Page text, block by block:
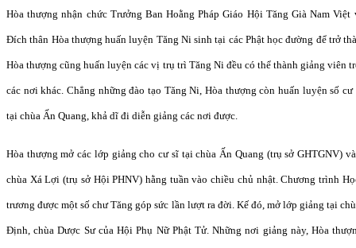
Hòa thượng nhận chức Trưởng Ban Hoằng Pháp Giáo Hội Tăng Già Nam
Đích thân Hòa thượng huấn luyện Tăng Ni sinh tại các Phật học đường để trở
Hòa thượng cũng huấn luyện các vị trụ trì Tăng Ni đều có thể thành giảng viên
các nơi khác. Chẳng những đào tạo Tăng Ni, Hòa thượng còn huấn luyện số
tại chùa Ấn Quang, khả dĩ đi diễn giảng các nơi được.
Hòa thượng mở các lớp giảng cho cư sĩ tại chùa Ấn Quang (trụ sở GHTGNV)
chùa Xá Lợi (trụ sở Hội PHNV) hằng tuần vào chiều chủ nhật. Chương trình
trương được một số chư Tăng góp sức lần lượt ra đời. Kế đó, mở lớp giảng tại
Định, chùa Dược Sư của Hội Phụ Nữ Phật Tử. Những nơi giảng này, Hòa